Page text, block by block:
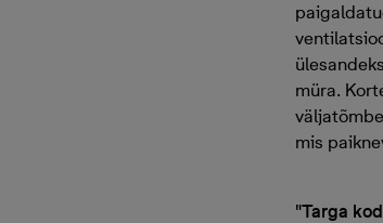
müra.
mis
"Targa